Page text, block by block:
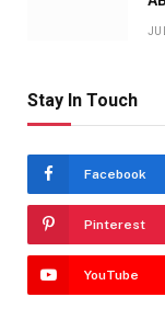
Stay In Touch
Facebook
Pinterest
YouTube